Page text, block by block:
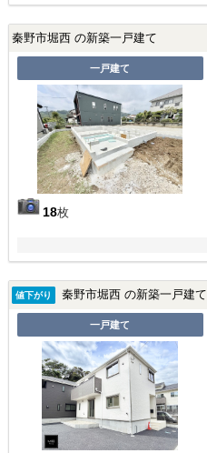
秦野市堀西 の新築一戸建て
一戸建て
18枚
値下がり 秦野市堀西 の新築一戸建て
一戸建て